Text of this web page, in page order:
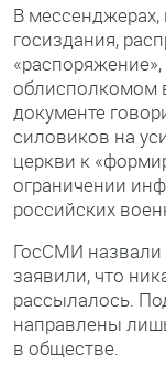
В мессенджерах,
госиздания,
облисполкомом
документе
силовиков на
церкви к
ограничении
российских
ГосСМИ назвали
заявили, что
рассылалось.
направлены
в обществе.